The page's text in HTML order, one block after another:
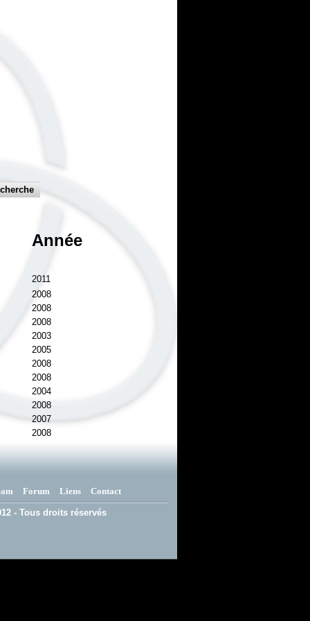
Année
2011
2008
2008
2008
2003
2005
2008
2008
2004
2008
2007
2008
Forum Liens Contact
- Tous droits réservés